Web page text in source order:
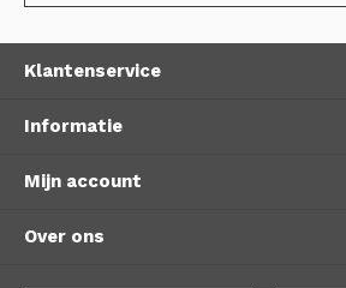
Klantenservice
Informatie
Mijn account
Over ons